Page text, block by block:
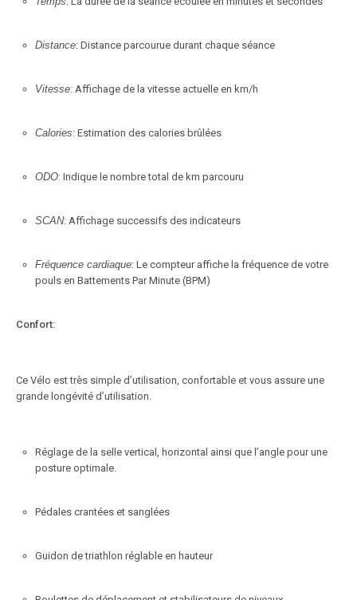
Distance: Distance parcourue durant chaque séance
Vitesse: Affichage de la vitesse actuelle en km/h
Calories: Estimation des calories brûlées
ODO: Indique le nombre total de km parcouru
SCAN: Affichage successifs des indicateurs
Fréquence cardiaque: Le compteur affiche la fréquence de votre
pouls en Battements Par Minute (BPM)
Confort:
Ce Vélo est très simple d’utilisation, confortable et vous assure une
grande longévité d’utilisation.
Réglage de la selle vertical, horizontal ainsi que l’angle pour une
posture optimale.
Pédales crantées et sanglées
Guidon de triathlon réglable en hauteur